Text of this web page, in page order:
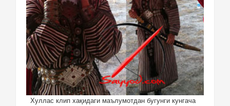
Хуллас клип хақидаги маълумотдан бугунги кунгача